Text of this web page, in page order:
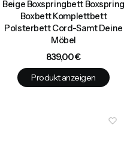
Beige Boxspringbett Boxspring
Boxbett Komplettbett
Polsterbett Cord-Samt Deine
Möbel
Preis
839,00 €
Produkt anzeigen